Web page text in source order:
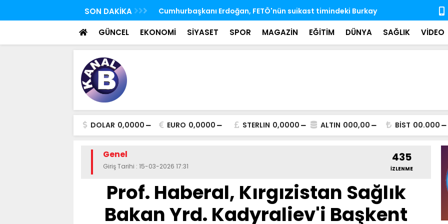
SON DAKİKA
FETÖ'nün suikast timindeki Burkay
TBMM Genel Kurulu'nda ihtisas komisyonlarındaki boş üyeliklere
seçim yapıldı
MSB:
almaya
GÜNCEL EKONOMİ SİYASET SPOR MAGAZİN EĞİTİM DÜNYA SAĞLIK VİDEO
DOLAR 0,0000 EURO 0,0000 STERLIN 0,0000 ALTIN 000,00 BİST 00.000
Genel
Giriş Tarihi : 15-03-2026 17:31
435
İZLENME
Prof. Haberal, Kırgızistan Sağlık
Bakan Yrd. Kadyraliev'i Başkent